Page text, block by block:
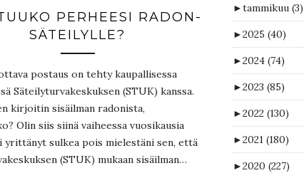
PERHEESI RADON-
SÄTEILYLLE?
postaus on tehty kaupallisessa
Säteilyturvakeskuksen (STUK) kanssa.
kirjoitin sisäilman radonista,
Olin siis siinä vaiheessa vuosikausia
yrittänyt sulkea pois mielestäni sen, että
(STUK) mukaan sisäilman…
►tammikuu (3)
►2025 (40)
►2024 (74)
►2023 (85)
►2022 (130)
►2021 (180)
►2020 (227)